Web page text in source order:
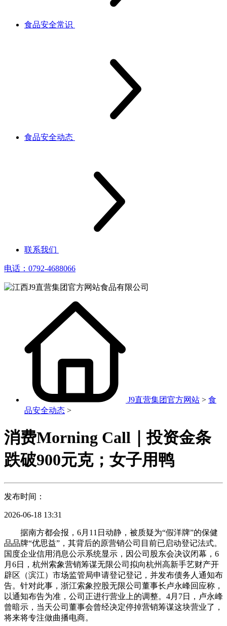
食品安全常识
食品安全动态
联系我们
电话：0792-4688066
J9直营集团官方网站 > 食
品安全动态 >
消费Morning Call｜投资金条
跌破900元克；女子用鸭
发布时间：
2026-06-18 13:31
据南方都会报，6月11日动静，被质疑为“假洋牌”的保健
品品牌“优思益”，其背后的原营销公司目前已启动登记法式。
国度企业信用消息公示系统显示，因公司股东会决议闭幕，6
月6日，杭州索象营销筹谋无限公司拟向杭州高新手艺财产开
辟区（滨江）市场监管局申请登记登记，并发布债务人通知布
告。针对此事，浙江索象控股无限公司董事长卢永峰回应称，
以通知布告为准，公司正进行营业上的调整。4月7日，卢永峰
曾暗示，当天公司董事会曾经决定停掉营销筹谋这块营业了，
将来将专注做曲播电商。